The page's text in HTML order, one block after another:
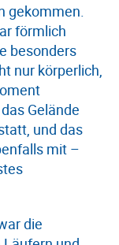
gekommen.
förmlich
besonders
nur körperlich,
Gelände
und das
mit –
die